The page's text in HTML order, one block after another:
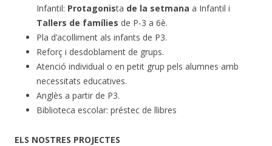
Infantil: Protagonista de la setmana a Infantil i
Tallers de famílies de P-3 a 6è.
Pla d’acolliment als infants de P3.
Reforç i desdoblament de grups.
Atenció individual o en petit grup pels alumnes amb
necessitats educatives.
Anglès a partir de P3.
Biblioteca escolar: préstec de llibres
ELS NOSTRES PROJECTES